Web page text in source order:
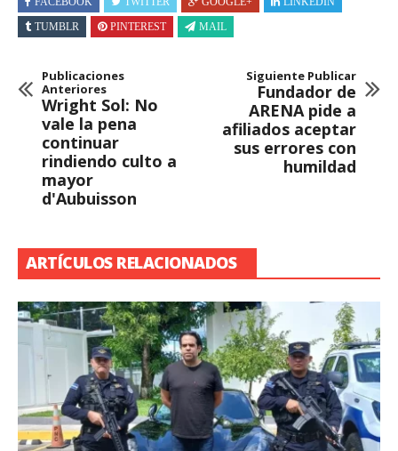
TUMBLR
PINTEREST MAIL
Publicaciones
Anteriores
Wright Sol: No
vale la pena
continuar
rindiendo culto a
mayor
d'Aubuisson
Siguiente Publicar
Fundador de
ARENA pide a
afiliados aceptar
sus errores con
humildad
ARTÍCULOS RELACIONADOS